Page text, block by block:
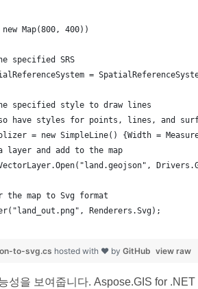
Map(800, 400))
specified SRS
=
specified style to draw lines
have styles for points, lines, and
= new SimpleLine() {Width =
layer and add to the map
the map to Svg format
Renderers.Svg);
view raw
to-svg.cs hosted with ❤ by GitHub
성을 보여줍니다. Aspose.GIS for .NET